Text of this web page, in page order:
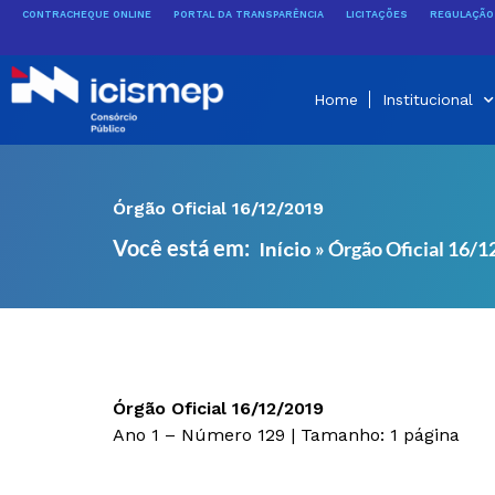
conteúdo
CONTRACHEQUE ONLINE PORTAL DA TRANSPARÊNCIA LICITAÇÕES
Home Institucional
Órgão Oficial 16/12/2019
Você está em: Início »Órgão Oficial 16/
Órgão Oficial 16/12/2019
Ano 1 – Número 129 | Tamanho: 1 página